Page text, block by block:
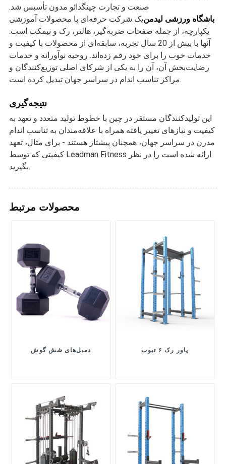
صنعت و تجارت چینگدائو مدون تأسیس شد.
باشگاه ورزشی لیدمنیک شرکت حرفه‌ای با محصولات آموزشی
یکپارچه، از جمله صفحات ضربه‌گیر، هالتر، رک و نیمکت است.
آنها با بیش از 20 سال تجربه، سابقه‌ای از محصولات با کیفیت و
خدمات خوب را برای خود رقم زده‌اند. روحیه نوآورانه و خدمات
رضایت‌بخش آن، آن را به یکی از شرکای اصلی توزیع‌کنندگان و
مراکز تناسب اندام در سراسر جهان تبدیل کرده است.
نتیجه‌گیری
این تولیدکنندگان مستقر در چین با خطوط تولید متعدد و تعهد به
کیفیت و نیازهای تغییر یافته همراه با علاقه‌مندان به تناسب اندام
مدرن در سراسر جهان، همچنان پیشتاز هستند - برای مثال، تعهد
کیفیتی که توسط Leadman Fitness ارائه شده است را در نظر
بگیرید.
محصولات مرتبط
دمبل‌های شش گوش پاور رک ۶ تیوب